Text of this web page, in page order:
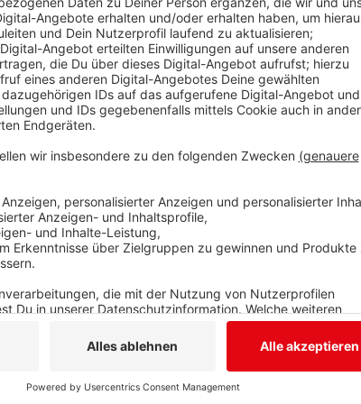
Der Fall um eine 11-jährige Mutter aus Siegen-
Heute beginnt am Siegener Landgericht ein neuer
Missbrauchs-Vorwurf in derselben Familie geht.
leibliche Vater der Schwester der damals 11-jährigen.
Vergewaltigung der jungen Frau, die mittlerweile 19
zurück. Sie sollen zwischen 2018 und 2021
angesetzt. Zum Auftakt heute soll direkt das Opfer